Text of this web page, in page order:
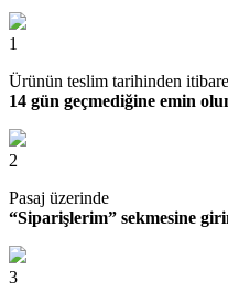
1
Ürünün teslim tarihinden
14 gün geçmediğine emin
2
Pasaj üzerinde
“Siparişlerim” sekmesine
3